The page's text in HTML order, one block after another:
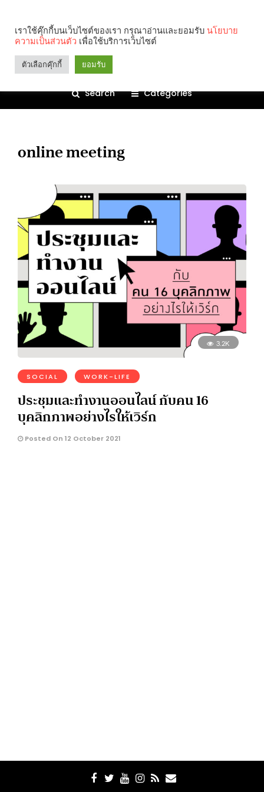
Search Categories
online meeting
3.2K
SOCIAL WORK-LIFE
ประชุมและทำงานออนไลน์ กับคน 16
บุคลิกภาพอย่างไรให้เวิร์ก
Posted On 12 October 2021
เราใช้คุ๊กกี้บนเว็บไซต์ของเรา กรุณาอ่านและยอมรับ นโยบาย
ความเป็นส่วนตัว เพื่อใช้บริการเว็บไซต์
ตัวเลือกคุ๊กกี้ ยอมรับ